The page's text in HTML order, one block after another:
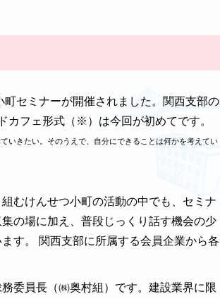
セミナーが開催されました。関西支部の
カフェ形式（※）は今回が初めてです。
いきたい。そのうえで、自分にできることは何かを考えてい
むけんせつ小町の活動の中でも、セミナ
の場に加え、普段じっくり話す機会の少
す。 関西支部に所属する会員企業から各
委員長（㈱奥村組）です。建設業界に限